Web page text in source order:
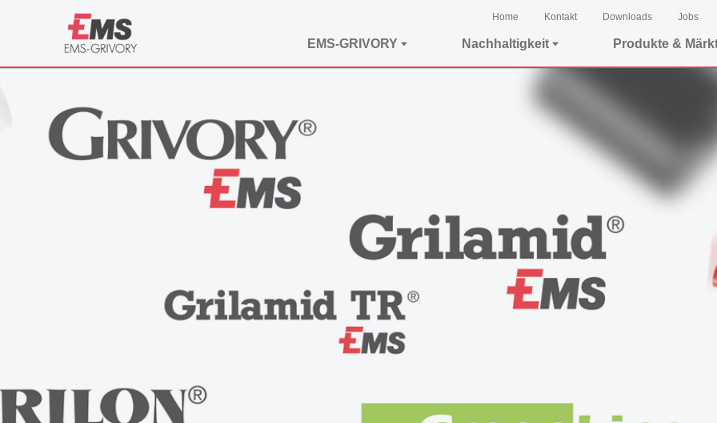
Home Kontakt Downloads Jobs
EMS-GRIVORY Nachhaltigkeit Produkte &